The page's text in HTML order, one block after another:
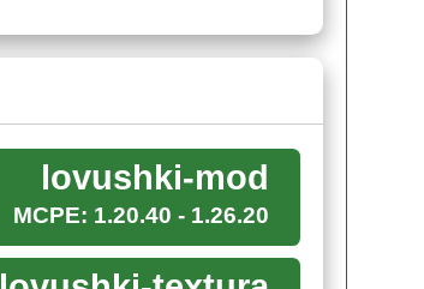
lovushki-mod
MCPE: 1.20.40 - 1.26.20